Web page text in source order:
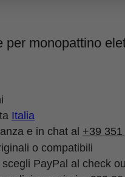
per monopattino
Italia
e in chat al +39
o compatibili
PayPal al check